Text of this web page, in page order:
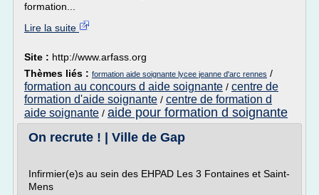
formation...
Lire la suite
Site : http://www.arfass.org
Thèmes liés : formation aide soignante lycee jeanne d'arc rennes /
formation au concours d aide soignante / centre de
formation d'aide soignante / centre de formation d
aide soignante / aide pour formation d soignante
On recrute ! | Ville de Gap
Infirmier(e)s au sein des EHPAD Les 3 Fontaines et Saint-
Mens